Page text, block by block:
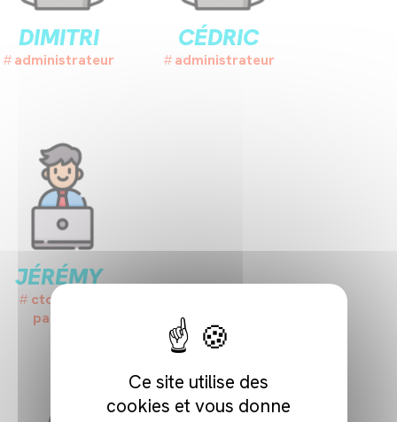
Ce site utilise des
cookies et vous donne
DIMITRI
administrateur
CÉDRIC
administrateur
JÉRÉMY
cto/cso &
partner